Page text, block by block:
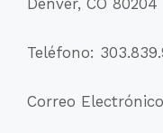
Denver, CO 80204
Teléfono:
Correo